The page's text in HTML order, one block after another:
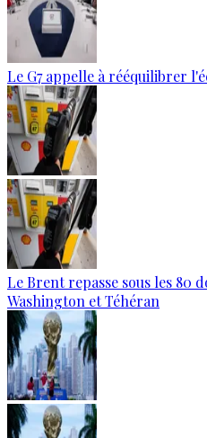
Le G7 appelle à rééquilibrer
Le Brent repasse sous les 80
Washington et Téhéran